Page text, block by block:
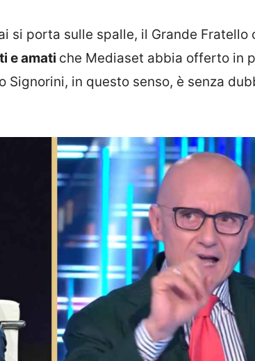
si porta sulle spalle, il Grande Fratello
e amati che Mediaset abbia offerto in
Signorini, in questo senso, è senza